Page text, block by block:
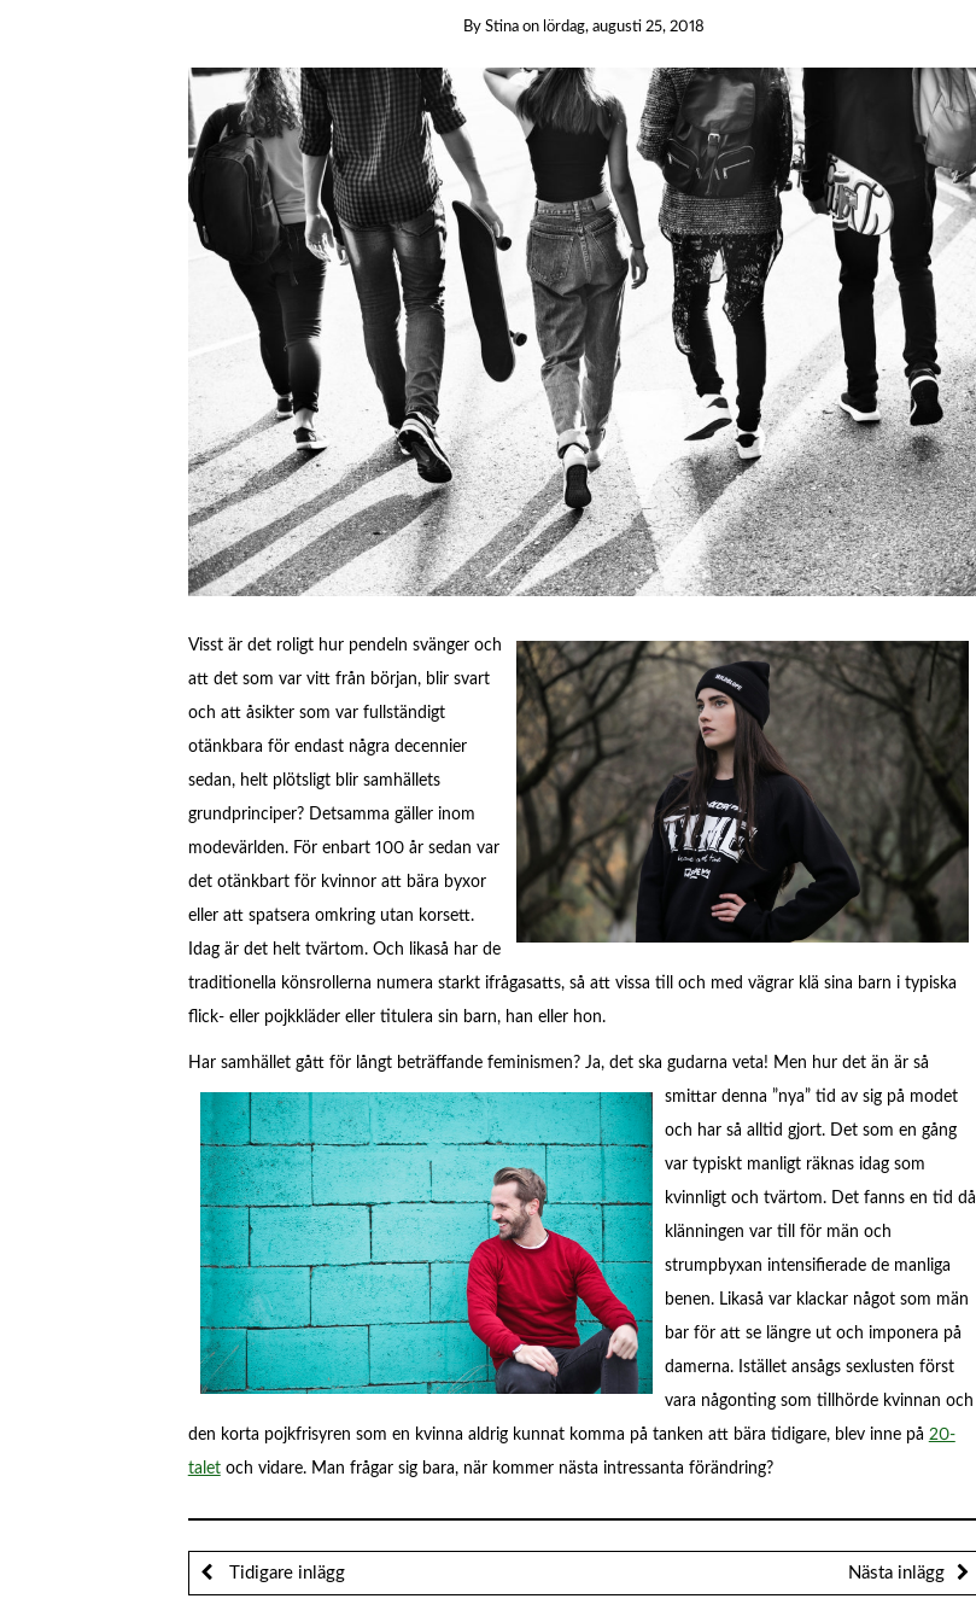
ByStina on lördag, augusti 25, 2018
Visst är det roligt hur pendeln svänger och
att det som var vitt från början, blir svart
och att åsikter som var fullständigt
otänkbara för endast några decennier
sedan, helt plötsligt blir samhällets
grundprinciper? Detsamma gäller inom
modevärlden. För enbart 100 år sedan var
det otänkbart för kvinnor att bära byxor
eller att spatsera omkring utan korsett.
Idag är det helt tvärtom. Och likaså har de
traditionella könsrollerna numera starkt ifrågasatts, så att vissa till och med vägrar klä sina barn i typiska
flick- eller pojkkläder eller titulera sin barn, han eller hon.
Har samhället gått för långt beträffande feminismen? Ja, det ska gudarna veta! Men hur det än är så
smittar denna ”nya” tid av sig på modet
och har så alltid gjort. Det som en gång
var typiskt manligt räknas idag som
kvinnligt och tvärtom. Det fanns en tid då
klänningen var till för män och
strumpbyxan intensifierade de manliga
benen. Likaså var klackar något som män
bar för att se längre ut och imponera på
damerna. Istället ansågs sexlusten först
vara någonting som tillhörde kvinnan och
den korta pojkfrisyren som en kvinna aldrig kunnat komma på tanken att bära tidigare, blev inne på 20-
taletoch vidare. Man frågar sig bara, när kommer nästa intressanta förändring?
Tidigare inlägg Nästa inlägg